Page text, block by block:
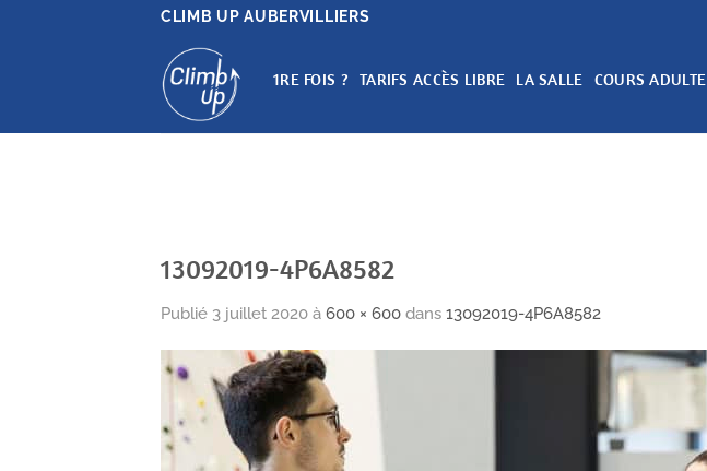
CLIMB UP AUBERVILLIERS
1RE FOIS ? TARIFS ACCÈS LIBRE LA SALLE COURS ADULTE
13092019-4P6A8582
Publié 3 juillet 2020 à 600 × 600 dans 13092019-4P6A8582